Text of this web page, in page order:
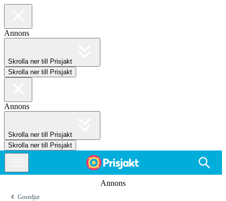
Annons
Skrolla ner till Prisjakt
Skrolla ner till Prisjakt
Annons
Skrolla ner till Prisjakt
Skrolla ner till Prisjakt
Annons
Gosedjur